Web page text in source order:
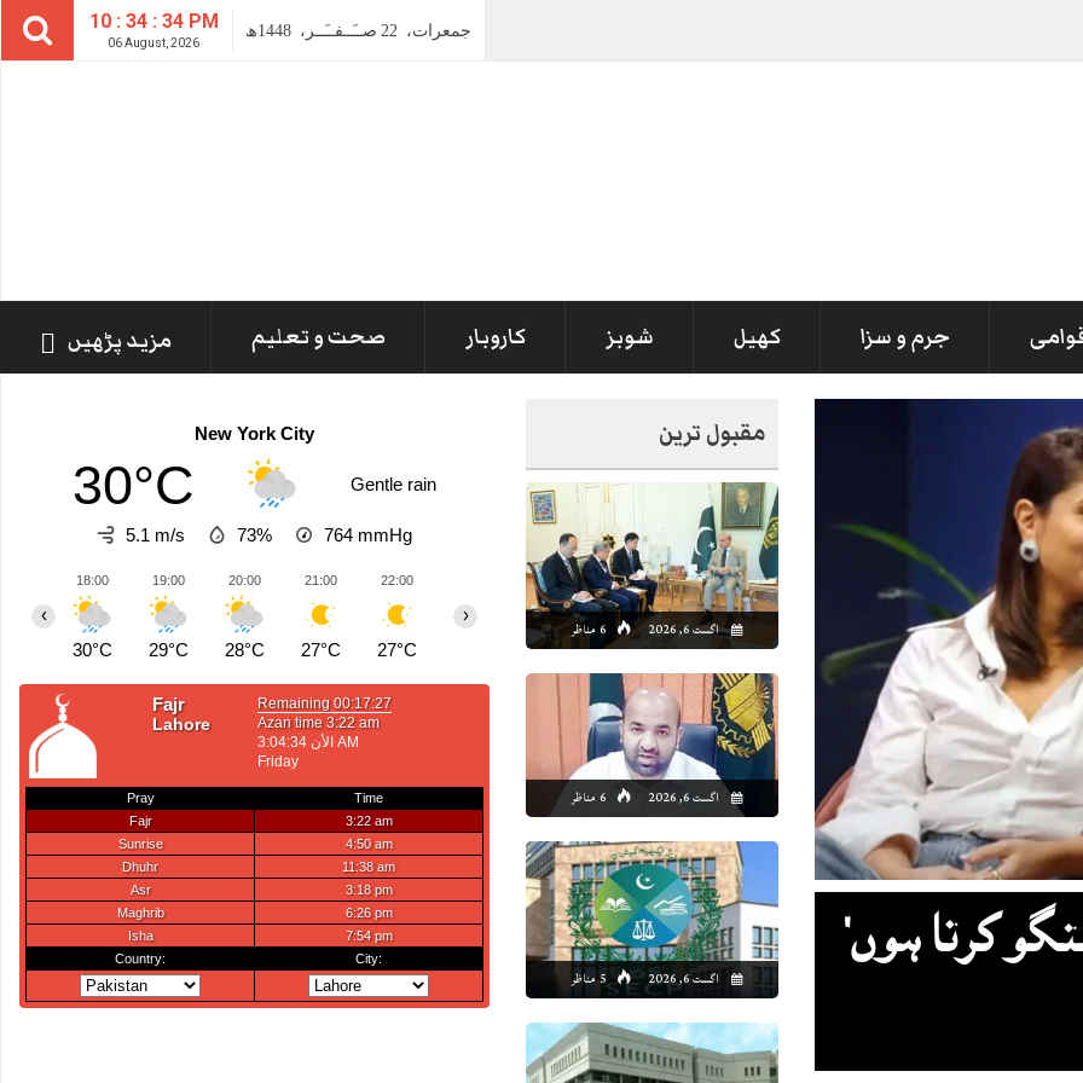
10 : 34 : 36 PM
06 August, 2026
جمعرات، 22 صــَــفــَــر، 1448ھ
جرم و سزا کھیل شوبز کاروبار صحت و تعلیم مزید پڑھیں
مقبول ترین
اگست 6, 2026 6 مناظر
اگست 6, 2026 6 مناظر
اگست 6, 2026 5 مناظر
کرتا ہوں‘
New York City
30°C Gentle rain
5.1 m/s 73% 764 mmHg
18:00
30°C
19:00
29°C
20:00
28°C
21:00
27°C
22:00
27°C
00:00
26°C
01:00
26°C
02:00
25°C
03:00
25°C 25°C
05:00
24°C
06:00
24°C
‹ ›